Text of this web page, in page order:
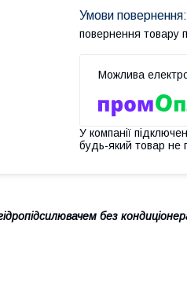
повернення товару
У компанії
будь-який товар не
без